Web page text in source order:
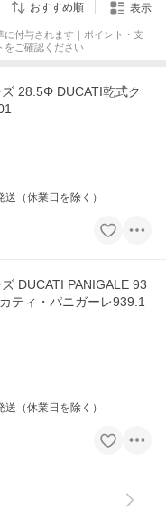
おすすめ順 表示
に付与されます｜ポイント・支
をご確認ください
28.5Φ DUCATI乾式ク
（休業日を除く）
93
ティ・パニガーレ939.1
（休業日を除く）